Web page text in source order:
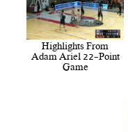
Highlights From
Adam Ariel 22-Point
Game